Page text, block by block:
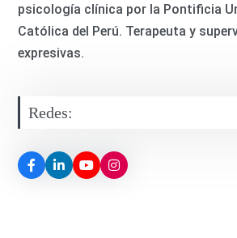
psicología clínica por la Pontificia
Católica del Perú. Terapeuta y
expresivas.
Redes: